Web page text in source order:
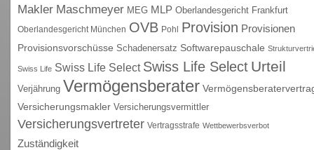
Makler Maschmeyer MEG MLP Oberlandesgericht Frankfurt
Oberlandesgericht München OVB Pohl Provision Provisionen
Provisionsvorschüsse Schadenersatz Softwarepauschale
Swiss Life Swiss Life Select Swiss Life Select Urteil
Verjährung Vermögensberater
Versicherungsmakler Versicherungsvermittler
Versicherungsvertreter Vertragsstrafe Wettbewerbsverbot
Zuständigkeit